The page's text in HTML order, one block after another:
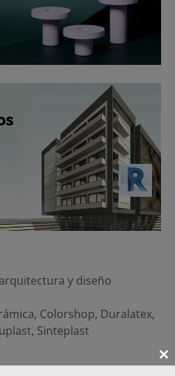
y diseño
, Colorshop, Duralatex,
, Sinteplast